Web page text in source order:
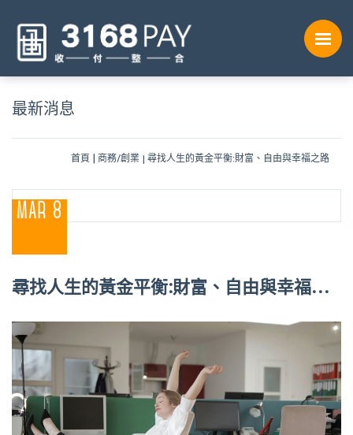
最新消息
首頁 商務/創業 尋找人生的黃金平衡:財富、自由與幸福之路
MAR 8
尋找人生的黃金平衡:財富、自由與幸福之